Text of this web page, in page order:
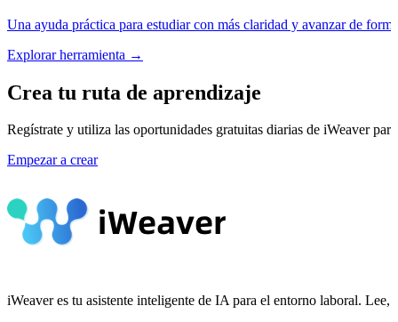
Una ayuda práctica para estudiar con más claridad y avanzar de
Explorar herramienta →
Crea tu ruta de aprendizaje
Regístrate y utiliza las oportunidades gratuitas diarias de iWeaver
Empezar a crear
iWeaver es tu asistente inteligente de IA para el entorno laboral.